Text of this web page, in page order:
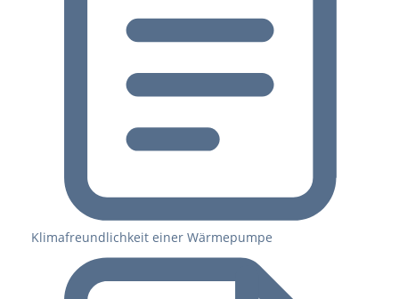
Klimafreundlichkeit einer Wärmepumpe